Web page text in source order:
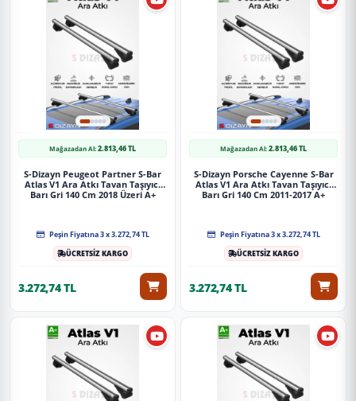
Mağazadan Al:2.813,46 TL
S-Dizayn Peugeot Partner S-Bar
Atlas V1 Ara Atkı Tavan Taşıyıcı
Barı Gri 140 Cm 2018 Üzeri A+
Peşin Fiyatına 3 x 3.272,74 TL
ÜCRETSİZ KARGO
3.272,74 TL
Mağazadan Al:2.813,46 TL
S-Dizayn Porsche Cayenne S-Bar
Atlas V1 Ara Atkı Tavan Taşıyıcı
Barı Gri 140 Cm 2011-2017 A+
Peşin Fiyatına 3 x 3.272,74 TL
ÜCRETSİZ KARGO
3.272,74 TL